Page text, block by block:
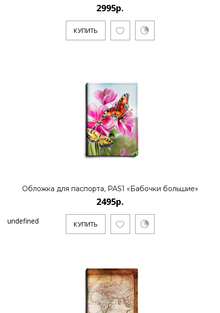
2995р.
КУПИТЬ
Обложка для паспорта, PAS1 «Бабочки большие»
2495р.
КУПИТЬ
undefined